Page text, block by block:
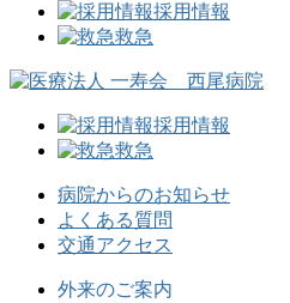
採用情報
救急
採用情報
救急
病院からのお知らせ
よくある質問
交通アクセス
外来のご案内